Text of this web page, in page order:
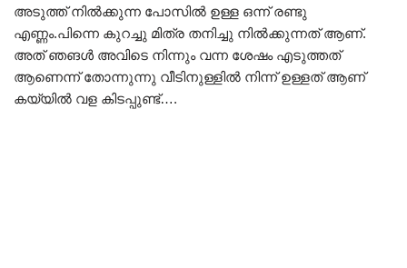
അടുത്ത് നിൽക്കുന്ന പോസിൽ ഉള്ള ഒന്ന് രണ്ടു
എണ്ണം.പിന്നെ കുറച്ചു മിത്ര തനിച്ചു നിൽക്കുന്നത് ആണ്.
അത് ഞങൾ അവിടെ നിന്നും വന്ന ശേഷം എടുത്തത്
ആണെന്ന് തോന്നുന്നു വീടിനുള്ളിൽ നിന്ന് ഉള്ളത് ആണ്
കയ്യിൽ വള കിടപ്പുണ്ട്….